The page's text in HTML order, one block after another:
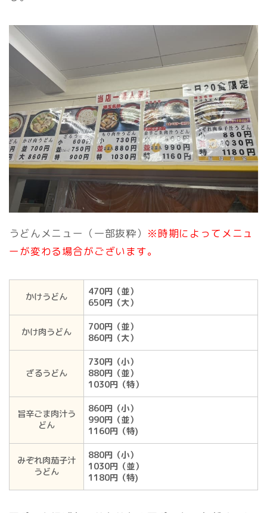
うどんメニュー（一部抜粋） ※時期によってメニュ
ーが変わる場合がございます。
かけうどん
470円（並）
650円（大）
かけ肉うどん
700円（並）
860円（大）
ざるうどん
730円（小）
880円（並）
1030円（特）
旨辛ごま肉汁う
どん
860円（小）
990円（並）
1160円（特)
みぞれ肉茄子汁
うどん
880円（小）
1030円（並）
1180円（特)